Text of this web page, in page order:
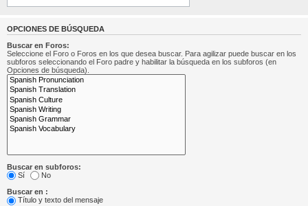
OPCIONES DE BÚSQUEDA
Buscar en Foros:
Seleccione el Foro o Foros en los que desea buscar. Para agilizar puede buscar en los
subforos seleccionando el Foro padre y habilitar la búsqueda en los subforos (en
Opciones de búsqueda).
Buscar en subforos:
Sí
No
Buscar en :
Título y texto del mensaje